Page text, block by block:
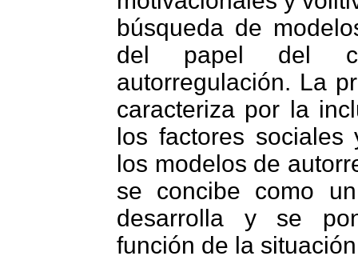
búsqueda de
del papel del
autorregulación. La
caracteriza por la
los factores sociales
los modelos de
se concibe como
desarrolla y se
función de la